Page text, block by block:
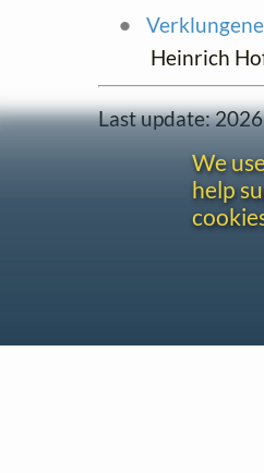
Heinrich
Last update:
We
help